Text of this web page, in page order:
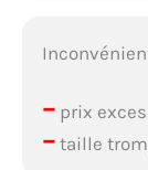
–prix
–taille